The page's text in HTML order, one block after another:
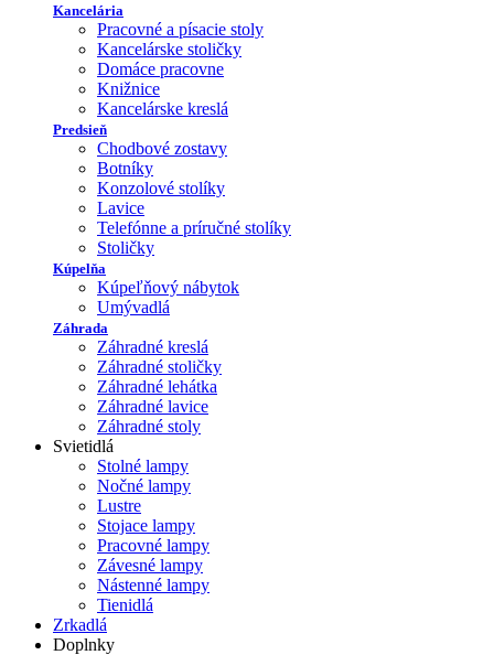
Kancelária
Pracovné a písacie stoly
Kancelárske stoličky
Domáce pracovne
Knižnice
Kancelárske kreslá
Predsieň
Chodbové zostavy
Botníky
Konzolové stolíky
Lavice
Telefónne a príručné stolíky
Stoličky
Kúpelňa
Kúpeľňový nábytok
Umývadlá
Záhrada
Záhradné kreslá
Záhradné stoličky
Záhradné lehátka
Záhradné lavice
Záhradné stoly
Svietidlá
Stolné lampy
Nočné lampy
Lustre
Stojace lampy
Pracovné lampy
Závesné lampy
Nástenné lampy
Tienidlá
Zrkadlá
Doplnky